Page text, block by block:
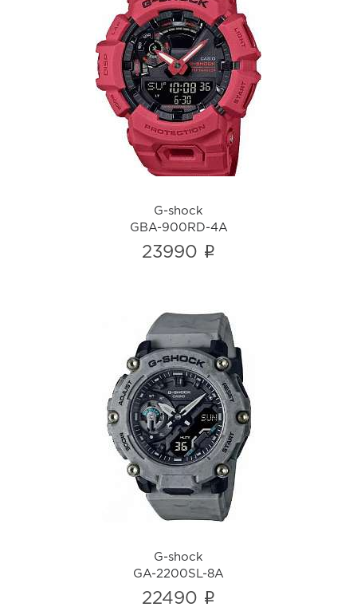
G-shock
GBA-900RD-4A
i
G-shock
GBA-900RD-4A
23990 i
G-shock
GA-2200SL-8A
i
G-shock
GA-2200SL-8A
22490 i